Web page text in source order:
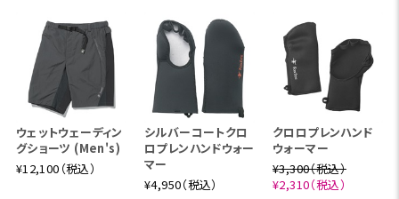
ウェットウェーディン
グショーツ (Men's)
¥12,100（税込）
シルバーコートクロ
ロプレンハンドウォー
マー
¥4,950（税込）
クロロプレンハンド
ウォーマー
¥3,300（税込）
¥2,310（税込）